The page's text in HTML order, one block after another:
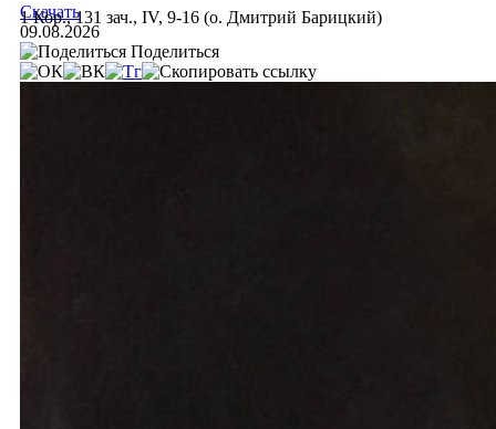
1 Кор., 131 зач., IV, 9-16 (о. Дмитрий Барицкий)
Скачать
09.08.2026
Поделиться